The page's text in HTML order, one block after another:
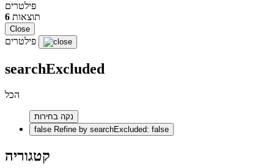
פילטרים
6 תוצאות
Close
searchExcluded
הכל
נקה בחירות
false Refine by searchExcluded: false
קטגוריה